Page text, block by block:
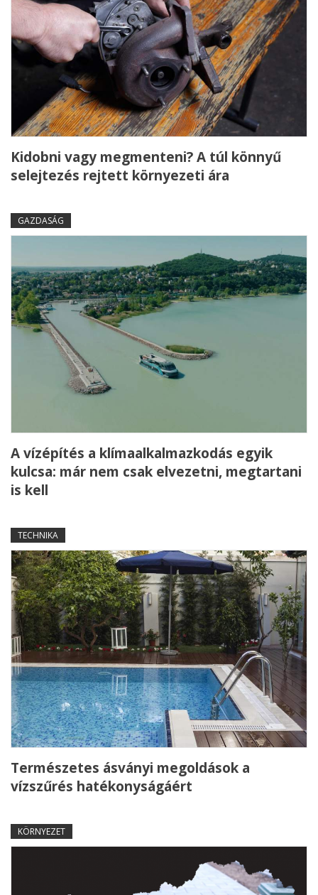
Kidobni vagy megmenteni? A túl könnyű
selejtezés rejtett környezeti ára
GAZDASÁG
A vízépítés a klímaalkalmazkodás egyik
kulcsa: már nem csak elvezetni, megtartani
is kell
TECHNIKA
Természetes ásványi megoldások a
vízszűrés hatékonyságáért
KÖRNYEZET